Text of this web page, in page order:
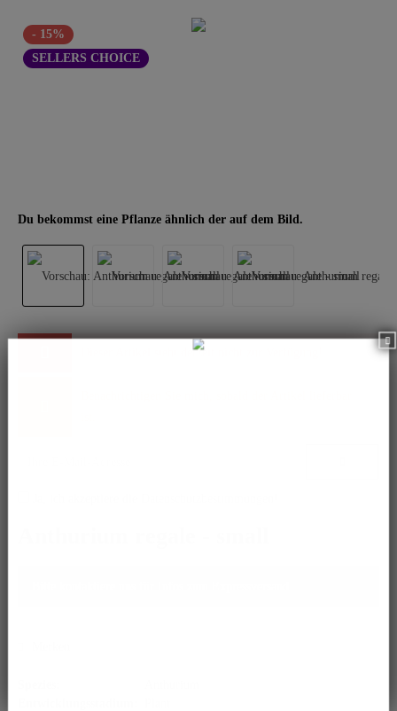
- 15%
SELLERS CHOICE
Du bekommst eine Pflanze ähnlich der auf dem Bild.
Dieser Artikel steht derzeit nicht zur Verfügung!